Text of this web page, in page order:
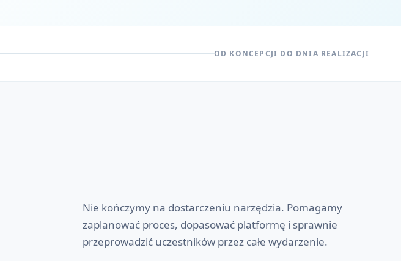
OD KONCEPCJI DO DNIA REALIZACJI
Nie kończymy na dostarczeniu narzędzia. Pomagamy
zaplanować proces, dopasować platformę i sprawnie
przeprowadzić uczestników przez całe wydarzenie.